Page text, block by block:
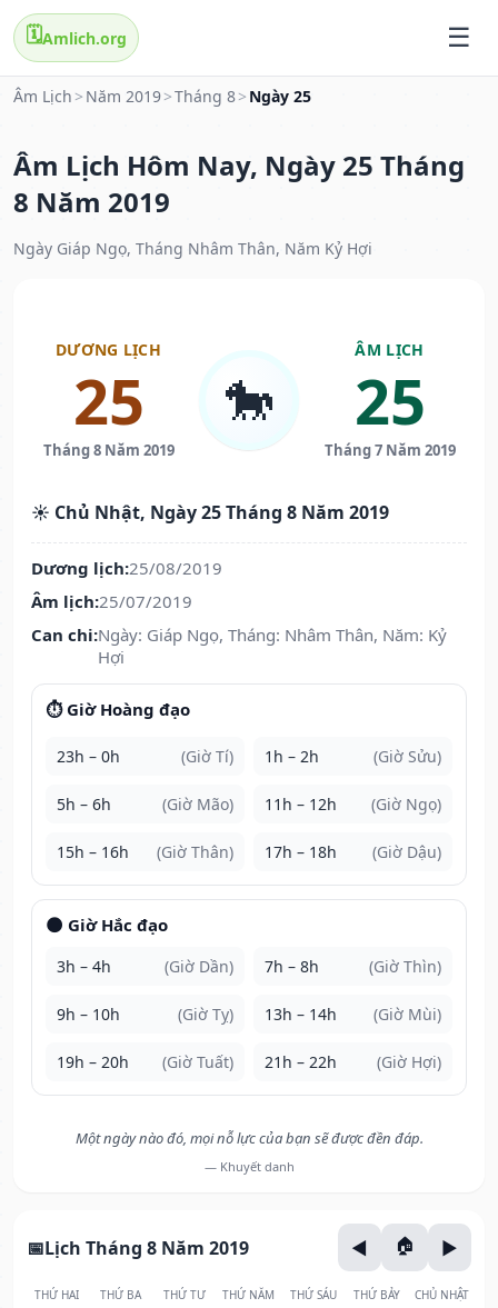
🗓️Amlich.org
Âm Lịch > Năm 2019>Tháng 8> Ngày 25
Âm Lịch Hôm Nay, Ngày 25 Tháng
8 Năm 2019
Ngày Giáp Ngọ, Tháng Nhâm Thân, Năm Kỷ Hợi
DƯƠNG LỊCH
25
Tháng 8 Năm 2019
🐎
ÂM LỊCH
25
Tháng 7 Năm 2019
☀️ Chủ Nhật, Ngày 25 Tháng 8 Năm 2019
Dương lịch:25/08/2019
Âm lịch:25/07/2019
Can chi:Ngày: Giáp Ngọ, Tháng: Nhâm Thân, Năm: Kỷ
Hợi
⏱️ Giờ Hoàng đạo
23h – 0h (Giờ Tí) 1h – 2h (Giờ Sửu)
5h – 6h (Giờ Mão) 11h – 12h (Giờ Ngọ)
15h – 16h (Giờ Thân) 17h – 18h (Giờ Dậu)
🌑 Giờ Hắc đạo
3h – 4h (Giờ Dần) 7h – 8h (Giờ Thìn)
9h – 10h (Giờ Tỵ) 13h – 14h (Giờ Mùi)
19h – 20h (Giờ Tuất) 21h – 22h (Giờ Hợi)
Một ngày nào đó, mọi nỗ lực của bạn sẽ được đền đáp.
— Khuyết danh
Lịch Tháng 8 Năm 2019
THỨ HAI THỨ BA THỨ TƯ THỨ NĂM THỨ SÁU THỨ BẢY CHỦ NHẬT